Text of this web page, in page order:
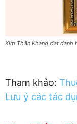
Kim Thần Khang đạt danh
Tham khảo:
Lưu ý các tác